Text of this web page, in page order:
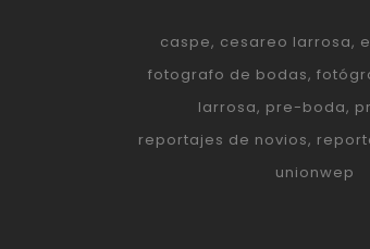
caspe cesareo larrosa
fotografo de bodas
larrosa pre-boda
reportajes de novios
unionwep